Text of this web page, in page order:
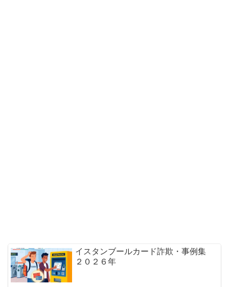
イスタンブールカード詐欺・事例集
２０２６年